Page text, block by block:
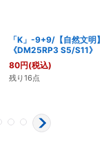
「K」-9+9/【自然文明】
《DM25RP3 S5/S11》
80円(税込)
残り16点